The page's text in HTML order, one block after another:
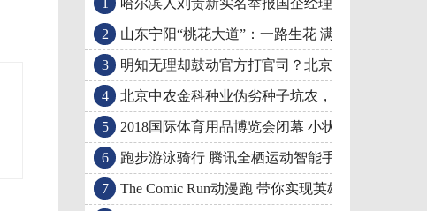
1 哈尔滨人刘贵新实名举报国企经理童立勇利用职
2 山东宁阳“桃花大道”：一路生花 满目春花
3 明知无理却鼓动官方打官司？北京大成所长春律
4 北京中农金科种业伪劣种子坑农，吉林省农业厅
5 2018国际体育用品博览会闭幕 小状元轮滑引领时
6 跑步游泳骑行 腾讯全栖运动智能手表P1亮相京东
7 The Comic Run动漫跑 带你实现英雄梦